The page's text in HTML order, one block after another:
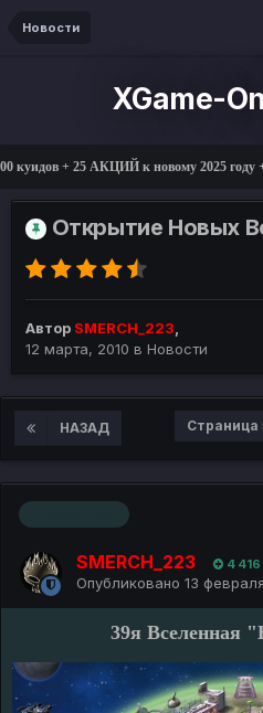
Новости
XGame-
АКЦИЙ к новому 2025 году + КУПОНЫ +
Открытие Новых
Автор SMERCH_223,
12 марта, 2010 в Новости
НАЗАД Страница
SMERCH_223 4 416
Опубликовано 13
39я Вселенная